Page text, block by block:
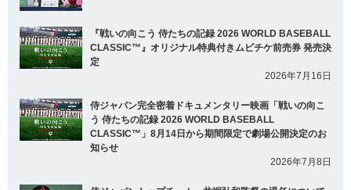
『戦いの向こう 侍たちの記録 2026 WORLD BASEBALL
CLASSIC™』オリジナル特典付きムビチケ前売券 発売決
定
2026年7月16日
侍ジャパン完全密着ドキュメンタリー映画「戦いの向こ
う 侍たちの記録 2026 WORLD BASEBALL
CLASSIC™」8月14日から期間限定で劇場公開決定のお
知らせ
2026年7月8日